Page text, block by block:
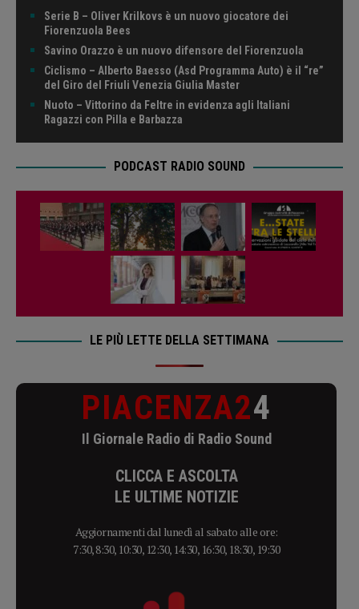
Serie B – Oliver Krilkovs è un nuovo giocatore dei
Fiorenzuola Bees
Savino Orazzo è un nuovo difensore del Fiorenzuola
Ciclismo – Alberto Baesso (Asd Programma Auto) è il “re”
del Giro del Friuli Venezia Giulia Master
Nuoto – Vittorino da Feltre in evidenza agli Italiani
Ragazzi con Pilla e Barbazza
PODCAST RADIO SOUND
LE PIÙ LETTE DELLA SETTIMANA
PIACENZA24
Il Giornale Radio di Radio Sound
CLICCA E ASCOLTA
LE ULTIME NOTIZIE
Aggiornamenti dal lunedì al sabato alle ore:
7:30, 8:30, 10:30, 12:30, 14:30, 16:30, 18:30, 19:30